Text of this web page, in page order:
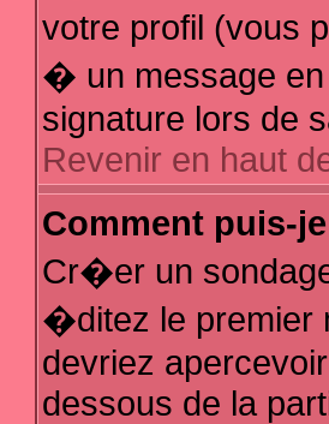
votre profil (vous
� un message
signature lors de
Revenir en haut
Comment puis-
Cr�er un
�ditez le premier
devriez
dessous de la